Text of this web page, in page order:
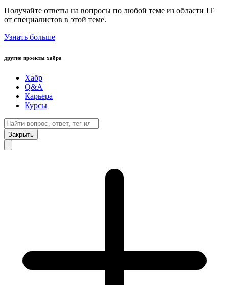
Получайте ответы на вопросы по любой теме из области IT
от специалистов в этой теме.
Узнать больше
другие проекты хабра
Хабр
Q&A
Карьера
Курсы
Закрыть